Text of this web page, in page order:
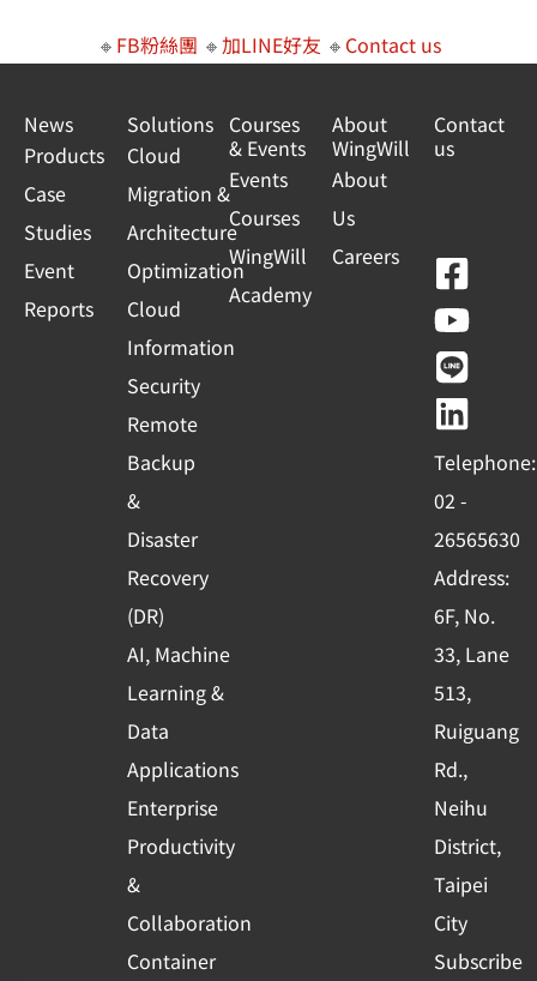
🔸 FB粉絲團 🔸加LINE好友 🔸 Contact us
News
Products
Case
Studies
Event
Reports
Solutions
Cloud
Migration &
Architecture
Optimization
Cloud
Information
Security
Remote
Backup
&
Disaster
Recovery
(DR)
AI, Machine
Learning &
Data
Applications
Enterprise
Productivity
&
Collaboration
Container
Courses
& Events
Events
Courses
WingWill
Academy
About
WingWill
About
Us
Careers
Contact
us
F
a
c
e
b
o
o
k
-
s
q
u
a
r
e
Y
o
u
t
u
b
e
L
i
n
e
L
i
n
k
e
d
i
n
Telephone:
02 -
26565630
Address:
6F, No.
33, Lane
513,
Ruiguang
Rd.,
Neihu
District,
Taipei
City
Subscribe